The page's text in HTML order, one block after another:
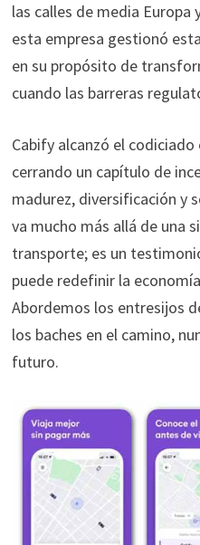
las calles de media Europa
esta empresa gestionó
en su propósito de
cuando las barreras
Cabify alcanzó el
cerrando un capítulo de
madurez, diversificación y
va mucho más allá de una
transporte; es un
puede redefinir la
Abordemos los entresijos
los baches en el camino,
futuro.